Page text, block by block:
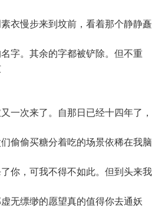
衣慢步来到坟前，看着那个静静矗
字。其余的字都被铲除。但不重
次来了。自那日已经十四年了，
偷偷买糖分着吃的场景依稀在我脑
你，可我不得不如此。但到头来我
无缥缈的愿望真的值得你去通妖